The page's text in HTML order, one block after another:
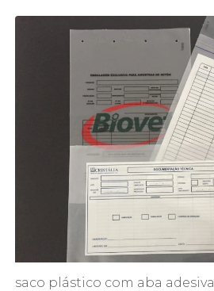
saco plástico com aba adesiva